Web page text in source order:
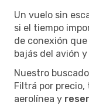
Un vuelo sin
si el tiempo
de conexión
bajás del avión
Nuestro
Filtrá por precio,
aerolínea y